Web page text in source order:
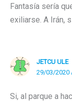
Fantasía sería
exiliarse. A Irán,
JETCU ULE
29/03/2020
Si, al parque a